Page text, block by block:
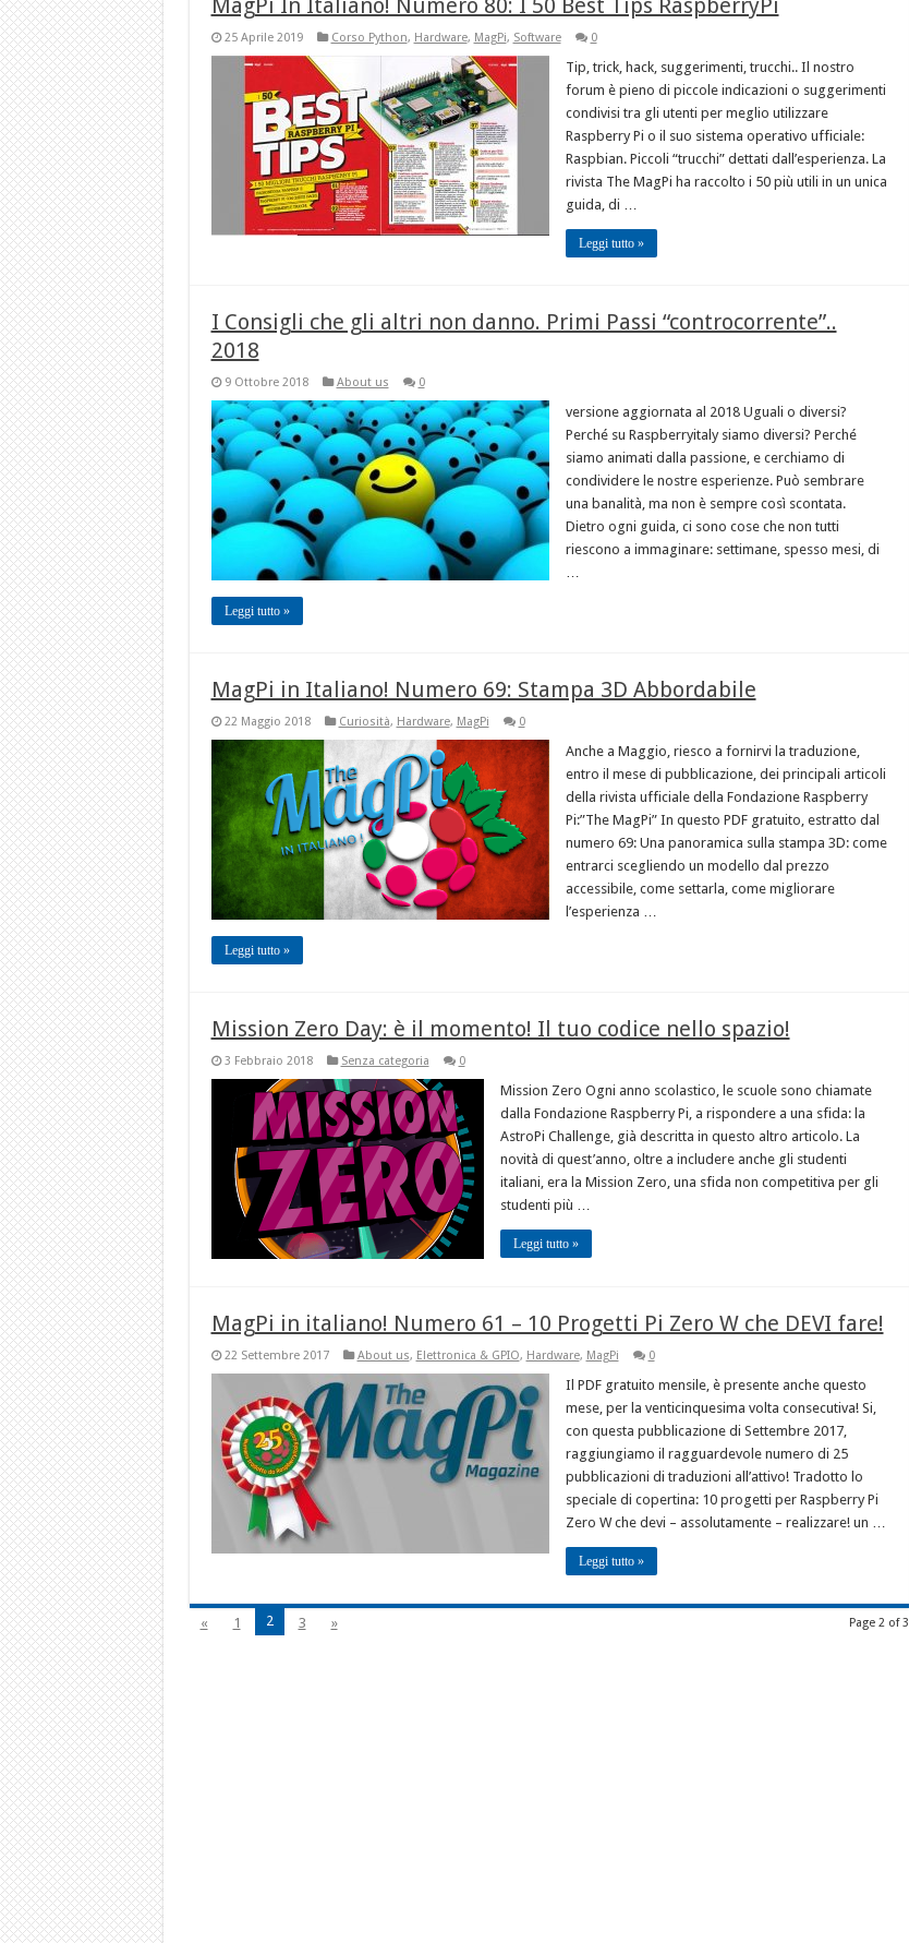
MagPi In Italiano! Numero 80: I 50 Best Tips RaspberryPi
25 Aprile 2019 Corso Python, Hardware, MagPi, Software 0
Tip, trick, hack, suggerimenti, trucchi.. Il nostro
forum è pieno di piccole indicazioni o suggerimenti
condivisi tra gli utenti per meglio utilizzare
Raspberry Pi o il suo sistema operativo ufficiale:
Raspbian. Piccoli “trucchi” dettati dall’esperienza. La
rivista The MagPi ha raccolto i 50 più utili in un unica
guida, di …
Leggi tutto »
I Consigli che gli altri non danno. Primi Passi “controcorrente”..
2018
9 Ottobre 2018 About us 0
versione aggiornata al 2018 Uguali o diversi?
Perché su Raspberryitaly siamo diversi? Perché
siamo animati dalla passione, e cerchiamo di
condividere le nostre esperienze. Può sembrare
una banalità, ma non è sempre così scontata.
Dietro ogni guida, ci sono cose che non tutti
riescono a immaginare: settimane, spesso mesi, di
…
Leggi tutto »
MagPi in Italiano! Numero 69: Stampa 3D Abbordabile
22 Maggio 2018 Curiosità, Hardware, MagPi 0
Anche a Maggio, riesco a fornirvi la traduzione,
entro il mese di pubblicazione, dei principali articoli
della rivista ufficiale della Fondazione Raspberry
Pi:”The MagPi” In questo PDF gratuito, estratto dal
numero 69: Una panoramica sulla stampa 3D: come
entrarci scegliendo un modello dal prezzo
accessibile, come settarla, come migliorare
l’esperienza …
Leggi tutto »
Mission Zero Day: è il momento! Il tuo codice nello spazio!
3 Febbraio 2018 Senza categoria 0
Mission Zero Ogni anno scolastico, le scuole sono chiamate
dalla Fondazione Raspberry Pi, a rispondere a una sfida: la
AstroPi Challenge, già descritta in questo altro articolo. La
novità di quest’anno, oltre a includere anche gli studenti
italiani, era la Mission Zero, una sfida non competitiva per gli
studenti più …
Leggi tutto »
MagPi in italiano! Numero 61 – 10 Progetti Pi Zero W che DEVI fare!
22 Settembre 2017 About us, Elettronica & GPIO, Hardware, MagPi 0
Il PDF gratuito mensile, è presente anche questo
mese, per la venticinquesima volta consecutiva! Si,
con questa pubblicazione di Settembre 2017,
raggiungiamo il ragguardevole numero di 25
pubblicazioni di traduzioni all’attivo! Tradotto lo
speciale di copertina: 10 progetti per Raspberry Pi
Zero W che devi – assolutamente – realizzare! un …
Leggi tutto »
Page 2 of 3
« 1 2 3 »